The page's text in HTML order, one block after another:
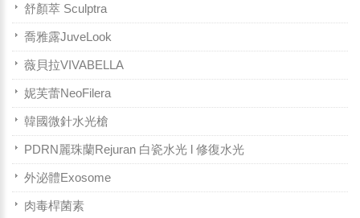
舒顏萃 Sculptra
喬雅露JuveLook
薇貝拉VIVABELLA
妮芙蕾NeoFilera
韓國微針水光槍
PDRN麗珠蘭Rejuran 白瓷水光 l 修復水光
外泌體Exosome
肉毒桿菌素